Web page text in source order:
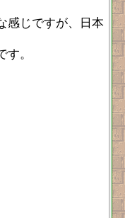
感じですが、日本
。